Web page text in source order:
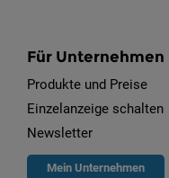
Für Unternehmen
Produkte und Preise
Einzelanzeige schalten
Newsletter
Mein Unternehmen